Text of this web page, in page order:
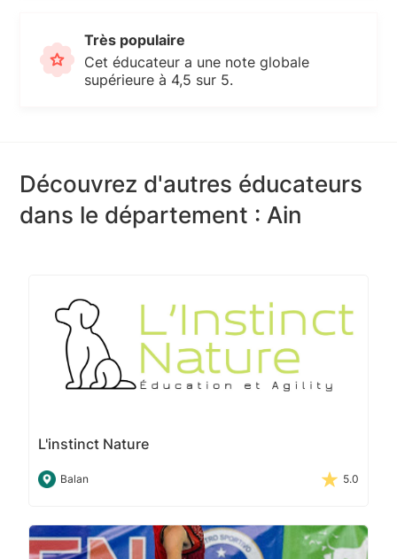
Très populaire
Cet éducateur a une note globale
supérieure à 4,5 sur 5.
Découvrez d'autres éducateurs
dans le département : Ain
L'instinct Nature
Balan 5.0